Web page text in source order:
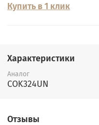
Купить в 1 клик
Характеристики
Аналог
COK324UN
Отзывы